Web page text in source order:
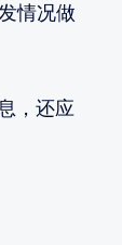
情况做
，还应